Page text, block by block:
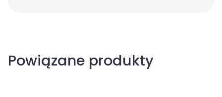
Powiązane produkty